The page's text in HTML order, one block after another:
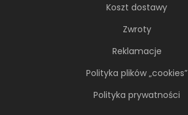
Koszt dostawy
Zwroty
Reklamacje
Polityka plików „cookies”
Polityka prywatności